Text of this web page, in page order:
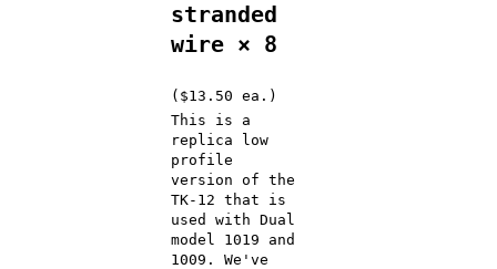
stranded
wire × 8
($13.50 ea.)
This is a
replica low
profile
version of the
TK-12 that is
used with Dual
model 1019 and
1009. We've